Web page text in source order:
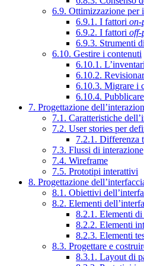
6.9. Ottimizzazione per
6.9.1. I fattori on-
6.9.2. I fattori off-
6.9.3. Strumenti
6.10. Gestire i contenuti
6.10.1.
6.10.2.
6.10.3. Migrare i
6.10.4.
7. Progettazione
7.1. Caratteristiche
7.2. User stories per
7.2.1. Differenza
7.3. Flussi di interazione
7.4. Wireframe
7.5. Prototipi interattivi
8. Progettazione
8.1. Obiettivi
8.2. Elementi
8.2.1. Elementi
8.2.2. Elementi
8.2.3. Elementi
8.3. Progettare e
8.3.1. Layout di